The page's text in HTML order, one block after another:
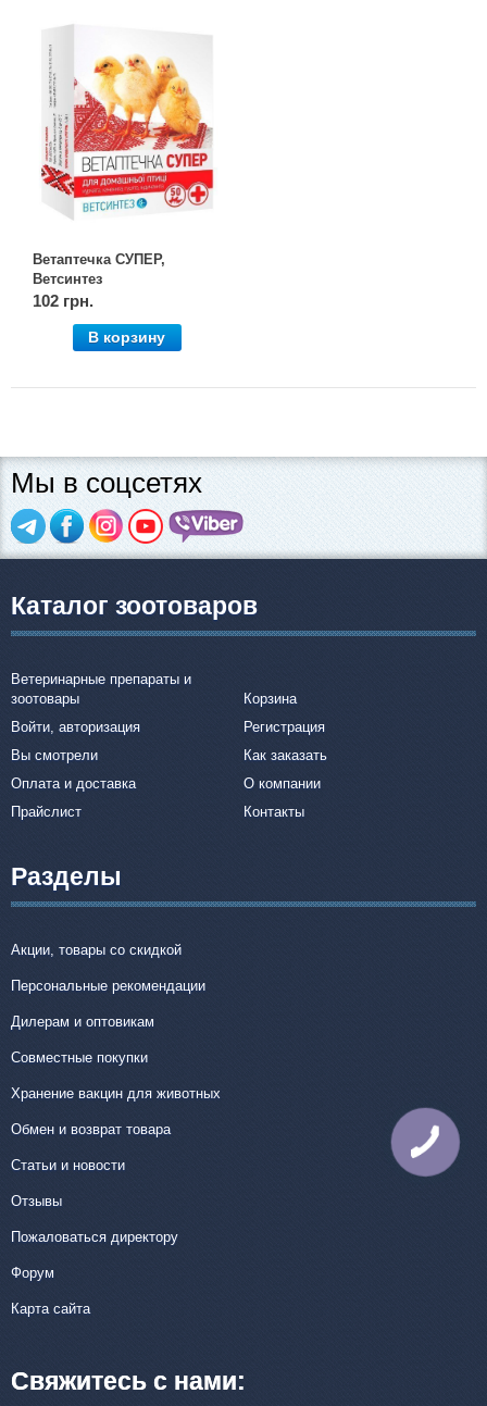
Ветаптечка СУПЕР,
Ветсинтез
102 грн.
В корзину
Мы в соцсетях
Каталог зоотоваров
Ветеринарные препараты и
зоотовары
Корзина
Войти, авторизация
Регистрация
Вы смотрели
Как заказать
Оплата и доставка
О компании
Прайслист
Контакты
Разделы
Акции, товары со скидкой
Персональные рекомендации
Дилерам и оптовикам
Совместные покупки
Хранение вакцин для животных
Обмен и возврат товара
Статьи и новости
Отзывы
Пожаловаться директору
Форум
Карта сайта
Свяжитесь с нами:
КНОПКА
СВЯЗИ